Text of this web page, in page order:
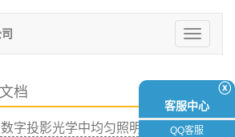
切
换
档
字投影光学中均匀照明的蝇眼阵列
ⓧ
客服中心
QQ客服